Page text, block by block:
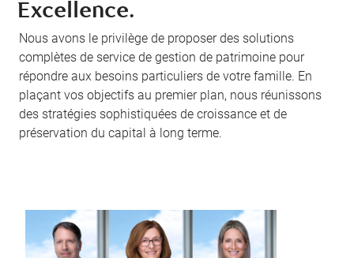
Excellence.
Nous avons le privilège de proposer des solutions
complètes de service de gestion de patrimoine pour
répondre aux besoins particuliers de votre famille. En
plaçant vos objectifs au premier plan, nous réunissons
des stratégies sophistiquées de croissance et de
préservation du capital à long terme.